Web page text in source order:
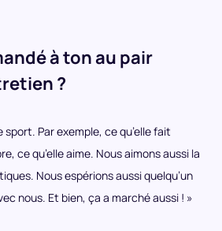
à ton au pair
?
sport. Par exemple, ce qu’elle fait
ce qu’elle aime. Nous aimons aussi la
Nous espérions aussi quelqu’un
nous. Et bien, ça a marché aussi ! »